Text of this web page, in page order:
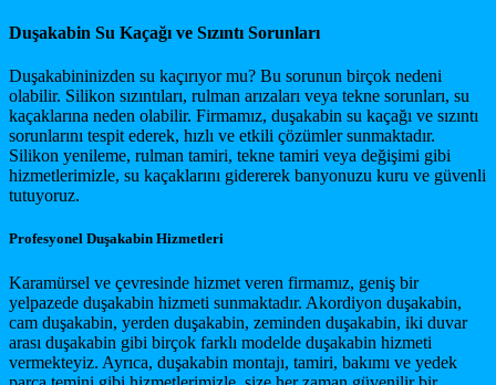
Duşakabin Su Kaçağı ve Sızıntı Sorunları
Duşakabininizden su kaçırıyor mu? Bu sorunun birçok nedeni
olabilir. Silikon sızıntıları, rulman arızaları veya tekne sorunları, su
kaçaklarına neden olabilir. Firmamız, duşakabin su kaçağı ve sızıntı
sorunlarını tespit ederek, hızlı ve etkili çözümler sunmaktadır.
Silikon yenileme, rulman tamiri, tekne tamiri veya değişimi gibi
hizmetlerimizle, su kaçaklarını gidererek banyonuzu kuru ve güvenli
tutuyoruz.
Profesyonel Duşakabin Hizmetleri
Karamürsel ve çevresinde hizmet veren firmamız, geniş bir
yelpazede duşakabin hizmeti sunmaktadır. Akordiyon duşakabin,
cam duşakabin, yerden duşakabin, zeminden duşakabin, iki duvar
arası duşakabin gibi birçok farklı modelde duşakabin hizmeti
vermekteyiz. Ayrıca, duşakabin montajı, tamiri, bakımı ve yedek